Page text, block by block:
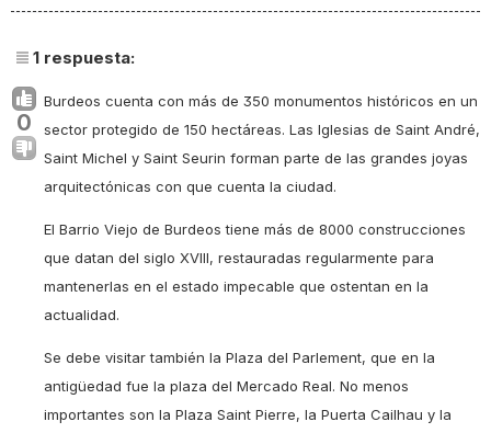
1 respuesta:
0
Burdeos cuenta con más de 350 monumentos históricos en un
sector protegido de 150 hectáreas. Las Iglesias de Saint André,
Saint Michel y Saint Seurin forman parte de las grandes joyas
arquitectónicas con que cuenta la ciudad.
El Barrio Viejo de Burdeos tiene más de 8000 construcciones
que datan del siglo XVIII, restauradas regularmente para
mantenerlas en el estado impecable que ostentan en la
actualidad.
Se debe visitar también la Plaza del Parlement, que en la
antigüedad fue la plaza del Mercado Real. No menos
importantes son la Plaza Saint Pierre, la Puerta Cailhau y la